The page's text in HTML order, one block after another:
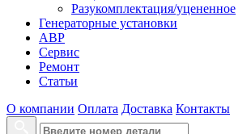
Разукомплектация/уцененное
Генераторные установки
АВР
Сервис
Ремонт
Статьи
О компании Оплата Доставка Контакты